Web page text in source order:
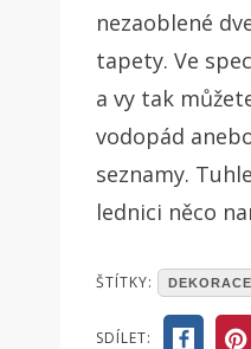
nezaoblené
tapety. Ve
a vy tak
vodopád
seznamy.
lednici něco
POSTED
ČLÁNKY
ŠTÍTKY:
SDÍLET: